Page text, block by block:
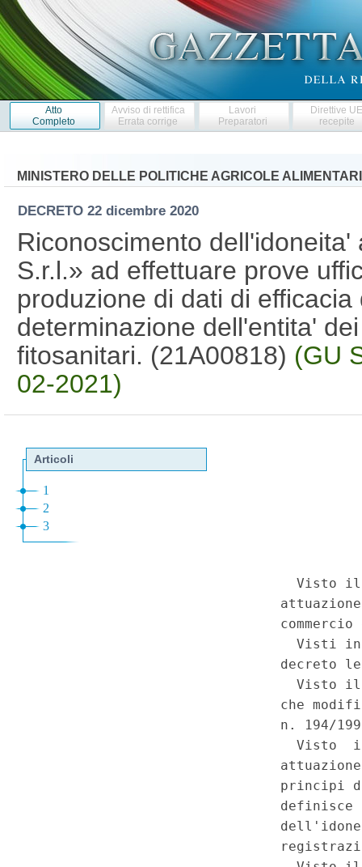
Atto
Completo
Avviso di rettifica
Errata corrige
Lavori
Preparatori
Direttive
recepite
MINISTERO DELLE POLITICHE AGRICOLE
DECRETO 22 dicembre 2020
Riconoscimento
S.r.l.» ad effettuare prove
produzione di dati di
determinazione dell'entita'
fitosanitari. (21A00818) (GU
02-2021)